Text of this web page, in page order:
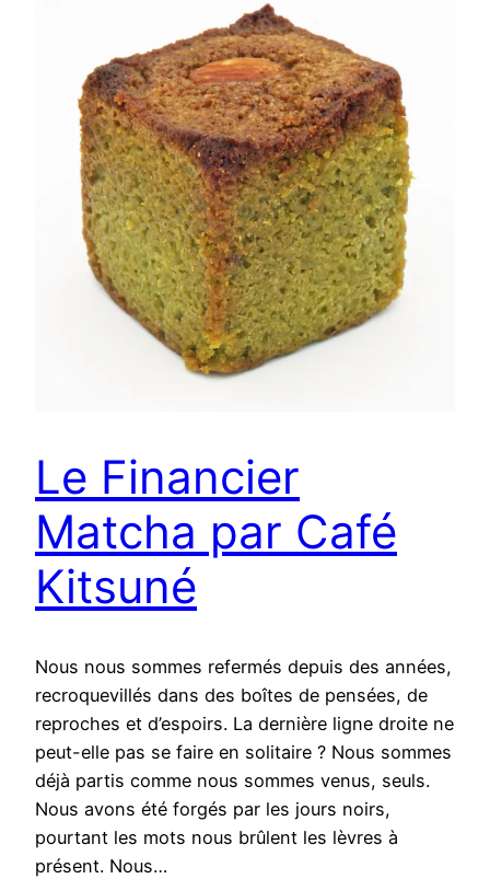
Le Financier
Matcha par Café
Kitsuné
Nous nous sommes refermés depuis des années,
recroquevillés dans des boîtes de pensées, de
reproches et d’espoirs. La dernière ligne droite ne
peut-elle pas se faire en solitaire ? Nous sommes
déjà partis comme nous sommes venus, seuls.
Nous avons été forgés par les jours noirs,
pourtant les mots nous brûlent les lèvres à
présent. Nous…